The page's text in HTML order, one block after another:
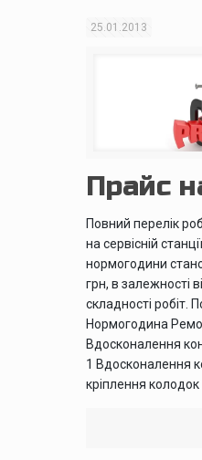
25.01.2013
Прайс
Повний перелік
на сервісній
нормогодини
грн, в залежності
складності робіт.
Нормогодина
Вдосконалення
1 Вдосконалення
кріплення колодок